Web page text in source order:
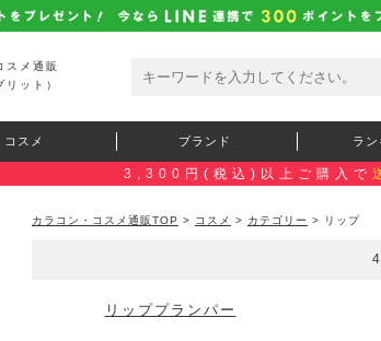
スメ通販
ット）
コスメ ブランド ラ
3,300円(税込)以上ご購入で
カラコン・コスメ通販TOP > コスメ > カテゴリー > リップ
リッププランパー